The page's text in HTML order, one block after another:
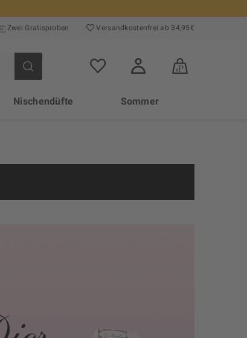
Zwei Gratisproben Versand­kosten­frei ab 34,95€
Nischendüfte Sommer